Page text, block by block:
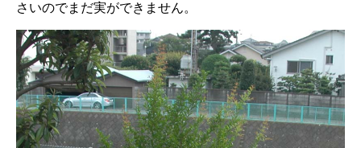
さいのでまだ実ができません。